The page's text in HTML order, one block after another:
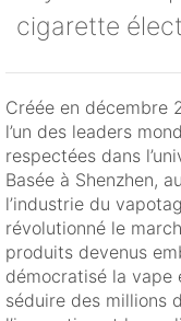
cigarette
Créée en décembre
l’un des leaders
respectées dans
Basée à Shenzhen,
l’industrie du
révolutionné le
produits devenus
démocratisé la vape
séduire des millions